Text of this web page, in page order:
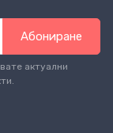
Абониране
актуални